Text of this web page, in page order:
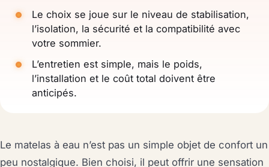
Le choix se joue sur le niveau de stabilisation,
l’isolation, la sécurité et la compatibilité avec
votre sommier.
L’entretien est simple, mais le poids,
l’installation et le coût total doivent être
anticipés.
Le matelas à eau n’est pas un simple objet de confort un
peu nostalgique. Bien choisi, il peut offrir une sensation